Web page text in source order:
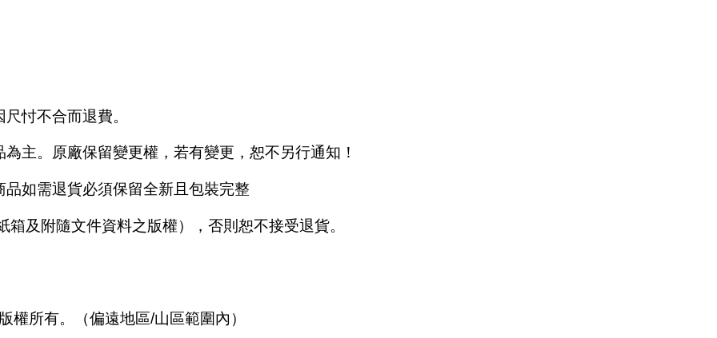
忖不合而退費。
主。原廠保留變更權，若有變更，恕不另行通知！
如需退貨必須保留全新且包裝完整
及附隨文件資料之版權），否則恕不接受退貨。
所有。（偏遠地區/山區範圍內）